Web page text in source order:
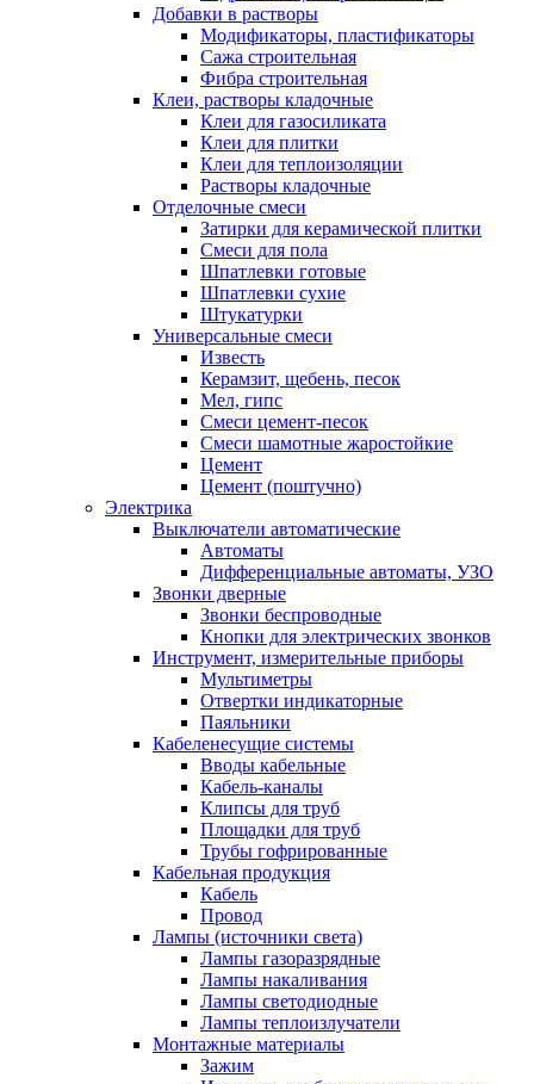
Добавки в растворы
Модификаторы, пластификаторы
Сажа строительная
Фибра строительная
Клеи, растворы кладочные
Клеи для газосиликата
Клеи для плитки
Клеи для теплоизоляции
Растворы кладочные
Отделочные смеси
Затирки для керамической плитки
Смеси для пола
Шпатлевки готовые
Шпатлевки сухие
Штукатурки
Универсальные смеси
Известь
Керамзит, щебень, песок
Мел, гипс
Смеси цемент-песок
Смеси шамотные жаростойкие
Цемент
Цемент (поштучно)
Электрика
Выключатели автоматические
Автоматы
Дифференциальные автоматы, УЗО
Звонки дверные
Звонки беспроводные
Кнопки для электрических звонков
Инструмент, измерительные приборы
Мультиметры
Отвертки индикаторные
Паяльники
Кабеленесущие системы
Вводы кабельные
Кабель-каналы
Клипсы для труб
Площадки для труб
Трубы гофрированные
Кабельная продукция
Кабель
Провод
Лампы (источники света)
Лампы газоразрядные
Лампы накаливания
Лампы светодиодные
Лампы теплоизлучатели
Монтажные материалы
Зажим